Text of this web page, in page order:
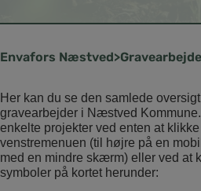
Næstved
Her kan du se den samlede
gravearbejder i Næstved
enkelte projekter ved enten at
venstremenuen (til højre på en
med en mindre skærm) eller ved at
symboler på kortet herunder: